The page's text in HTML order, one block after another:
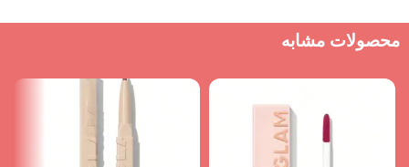
محصولات مشابه